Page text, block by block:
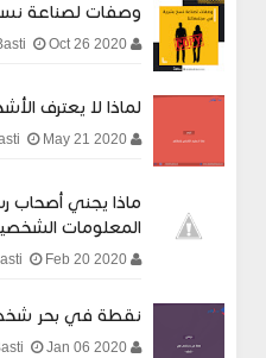
وصفات لصناعة
Oct 26 2020
لماذا لا يعترف
May 21 2020
ماذا يجني أصحاب
المعلومات
Feb 20 2020
نقطة في بحر
Jan 06 2020